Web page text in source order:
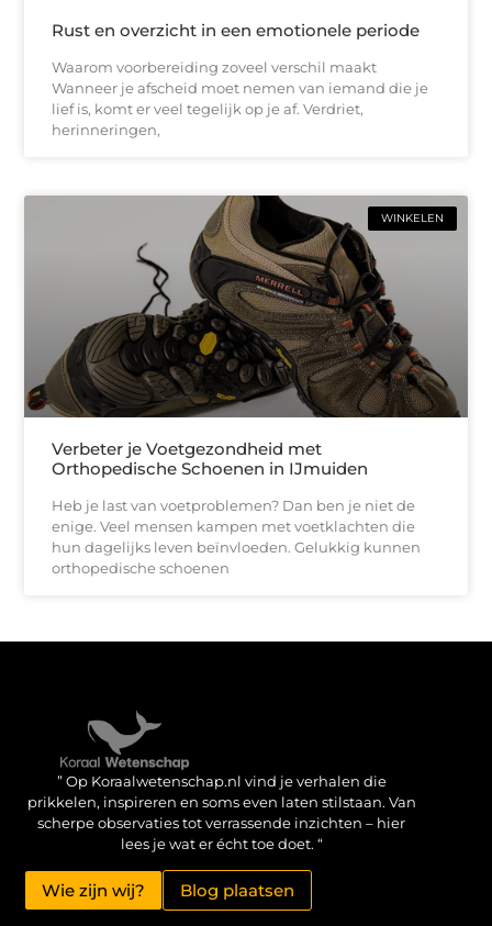
Rust en overzicht in een emotionele periode
Waarom voorbereiding zoveel verschil maakt
Wanneer je afscheid moet nemen van iemand die je
lief is, komt er veel tegelijk op je af. Verdriet,
herinneringen,
WINKELEN
Verbeter je Voetgezondheid met
Orthopedische Schoenen in IJmuiden
Heb je last van voetproblemen? Dan ben je niet de
enige. Veel mensen kampen met voetklachten die
hun dagelijks leven beïnvloeden. Gelukkig kunnen
orthopedische schoenen
” Op Koraalwetenschap.nl vind je verhalen die
prikkelen, inspireren en soms even laten stilstaan. Van
scherpe observaties tot verrassende inzichten – hier
lees je wat er écht toe doet. “
Wie zijn wij? Blog plaatsen